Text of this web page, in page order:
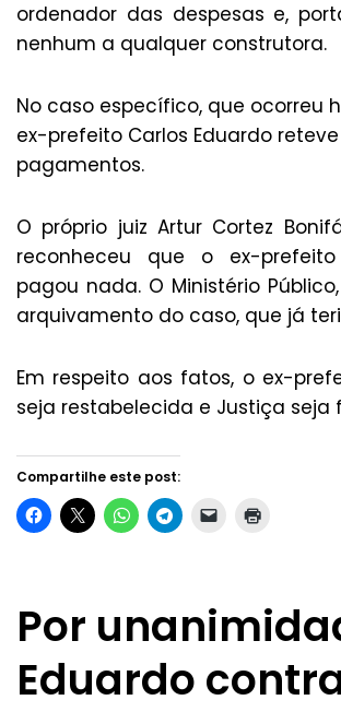
ordenador das despesas e,
nenhum a qualquer construtora.
No caso específico, que ocorreu
ex-prefeito Carlos Eduardo
pagamentos.
O próprio juiz Artur Cortez
reconheceu que o ex-
pagou nada. O Ministério
arquivamento do caso, que já
Em respeito aos fatos, o ex-
seja restabelecida e Justiça seja
Compartilhe este post:
Por
Eduardo